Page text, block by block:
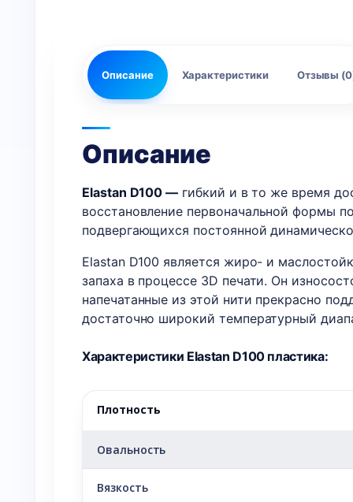
Описание Характеристики Отзывы
Описание
Elastan D100 — гибкий и в то же время
восстановление первоначальной формы
подвергающихся постоянной
Elastan D100 является жиро- и
запаха в процессе 3D печати. Он
напечатанные из этой нити прекрасно
достаточно широкий температурный
Характеристики Elastan D100 пластика:
Плотность
Овальность
Вязкость